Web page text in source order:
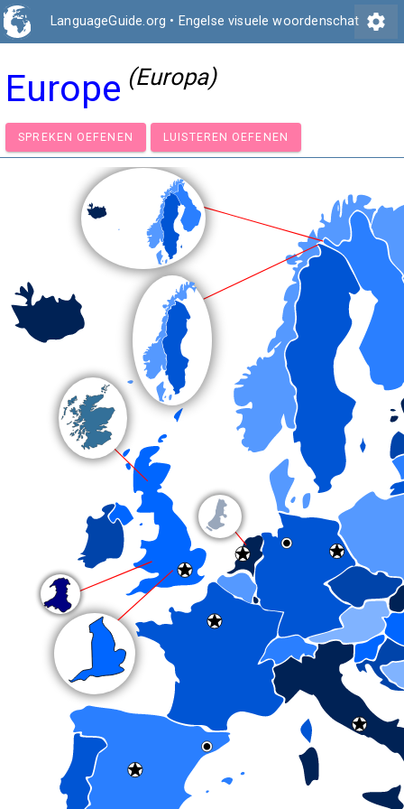
LanguageGuide.org • Engelse visuele woordenschat settings
Europe (Europa)
SPREKEN OEFENEN LUISTEREN OEFENEN